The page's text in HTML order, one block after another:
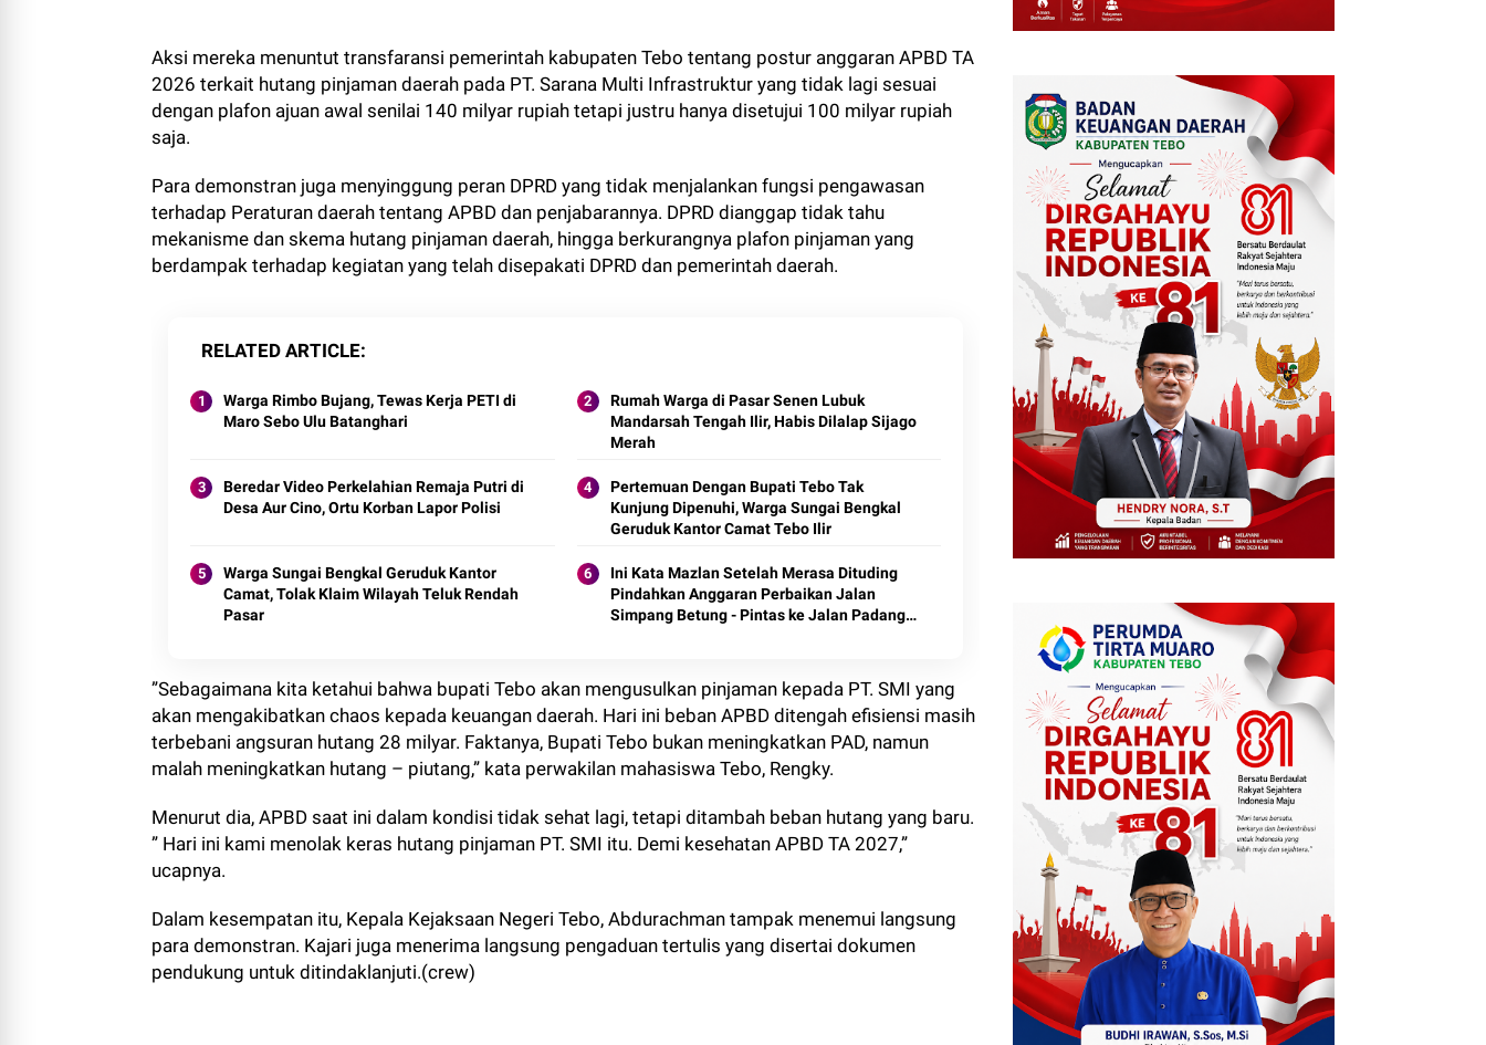
Aksi mereka menuntut transfaransi pemerintah kabupaten Tebo tentang postur anggaran APBD TA
2026 terkait hutang pinjaman daerah pada PT. Sarana Multi Infrastruktur yang tidak lagi sesuai
dengan plafon ajuan awal senilai 140 milyar rupiah tetapi justru hanya disetujui 100 milyar rupiah
saja.
Para demonstran juga menyinggung peran DPRD yang tidak menjalankan fungsi pengawasan
terhadap Peraturan daerah tentang APBD dan penjabarannya. DPRD dianggap tidak tahu
mekanisme dan skema hutang pinjaman daerah, hingga berkurangnya plafon pinjaman yang
berdampak terhadap kegiatan yang telah disepakati DPRD dan pemerintah daerah.
RELATED ARTICLE
Warga Rimbo Bujang, Tewas Kerja PETI di
Maro Sebo Ulu Batanghari
Rumah Warga di Pasar Senen Lubuk
Mandarsah Tengah Ilir, Habis Dilalap Sijago
Merah
Beredar Video Perkelahian Remaja Putri di
Desa Aur Cino, Ortu Korban Lapor Polisi
Pertemuan Dengan Bupati Tebo Tak
Kunjung Dipenuhi, Warga Sungai Bengkal
Geruduk Kantor Camat Tebo Ilir
Warga Sungai Bengkal Geruduk Kantor
Camat, Tolak Klaim Wilayah Teluk Rendah
Pasar
Ini Kata Mazlan Setelah Merasa Dituding
Pindahkan Anggaran Perbaikan Jalan
Simpang Betung - Pintas ke Jalan Padang
”Sebagaimana kita ketahui bahwa bupati Tebo akan mengusulkan pinjaman kepada PT. SMI yang
akan mengakibatkan chaos kepada keuangan daerah. Hari ini beban APBD ditengah efisiensi masih
terbebani angsuran hutang 28 milyar. Faktanya, Bupati Tebo bukan meningkatkan PAD, namun
malah meningkatkan hutang – piutang,” kata perwakilan mahasiswa Tebo, Rengky.
Menurut dia, APBD saat ini dalam kondisi tidak sehat lagi, tetapi ditambah beban hutang yang baru.
” Hari ini kami menolak keras hutang pinjaman PT. SMI itu. Demi kesehatan APBD TA 2027,”
ucapnya.
Dalam kesempatan itu, Kepala Kejaksaan Negeri Tebo, Abdurachman tampak menemui langsung
para demonstran. Kajari juga menerima langsung pengaduan tertulis yang disertai dokumen
pendukung untuk ditindaklanjuti.(crew)